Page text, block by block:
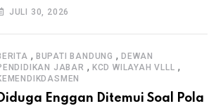
Desa untuk Ketahanan
JULI 30, 2026
, BUPATI BANDUNG ,DEWAN
JABAR , KCD WILAYAH VLLL ,
Diduga Enggan Ditemui Soal Pola